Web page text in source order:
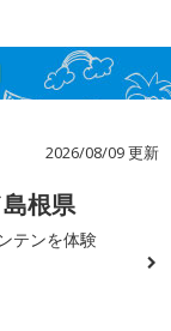
2026/08/09 更新
根県
テンを体験